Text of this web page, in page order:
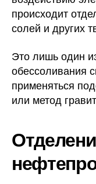
происходит
солей и других
Это лишь один
обессоливания
применяться
или метод